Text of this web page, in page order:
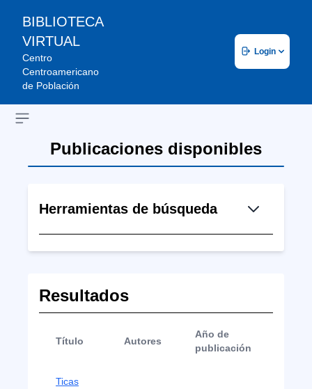
BIBLIOTECA
VIRTUAL
Centro
Centroamericano
de Población
Login
Open sidebar
Publicaciones disponibles
Herramientas de búsqueda
Resultados
Título Autores
Año de
publicación
Ticas